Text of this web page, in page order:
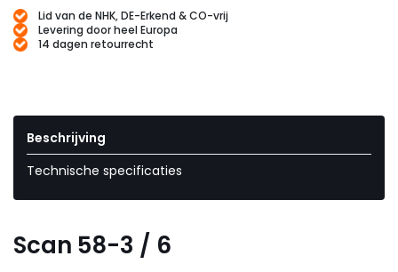
Lid van de NHK, DE-Erkend & CO-vrij
Levering door heel Europa
14 dagen retourrecht
Beschrijving
Technische specificaties
Scan 58-3 / 6